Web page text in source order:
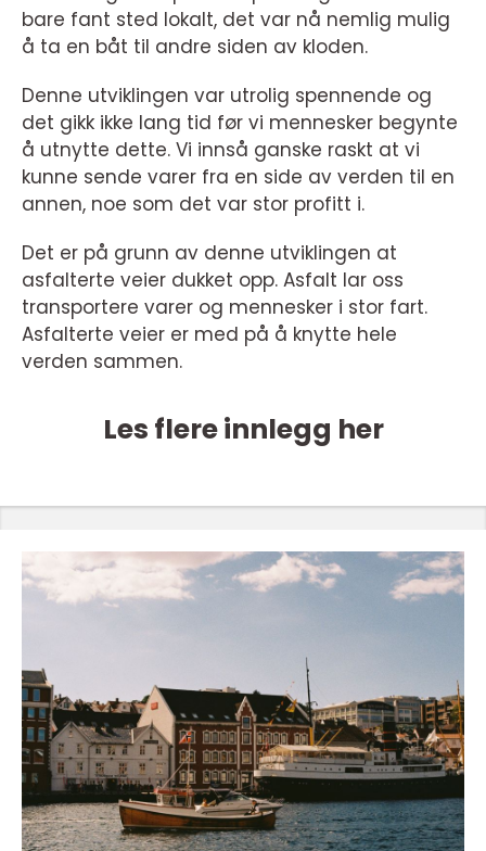
bare fant sted lokalt, det var nå nemlig mulig
å ta en båt til andre siden av kloden.
Denne utviklingen var utrolig spennende og
det gikk ikke lang tid før vi mennesker begynte
å utnytte dette. Vi innså ganske raskt at vi
kunne sende varer fra en side av verden til en
annen, noe som det var stor profitt i.
Det er på grunn av denne utviklingen at
asfalterte veier dukket opp. Asfalt lar oss
transportere varer og mennesker i stor fart.
Asfalterte veier er med på å knytte hele
verden sammen.
Les flere innlegg her